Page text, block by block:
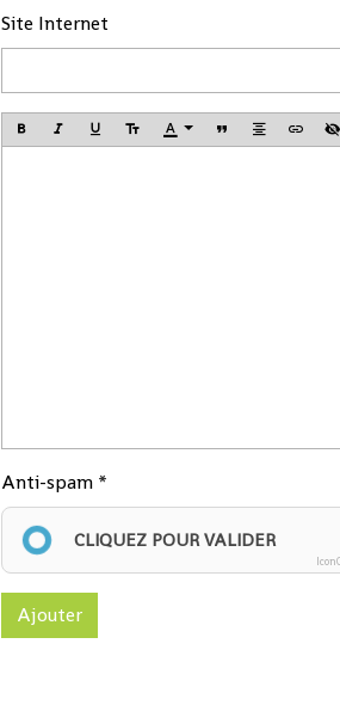
Site Internet
Anti-spam
CLIQUEZ POUR VALIDER
Ajouter